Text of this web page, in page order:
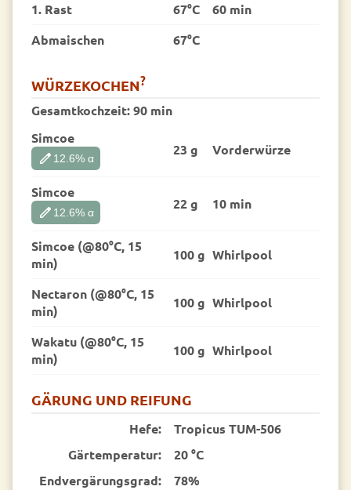
1. Rast
67°C
60 min
Abmaischen
67°C
WÜRZEKOCHEN?
Gesamtkochzeit:90 min
Simcoe
edit 12.6% α
23 g Vorder­würze
Simcoe
edit 12.6% α
22 g 10 min
Simcoe (@80°C, 15
min)
100 g Whirlpool
Nectaron (@80°C, 15
min)
100 g Whirlpool
Wakatu (@80°C, 15
min)
100 g Whirlpool
GÄRUNG UND REIFUNG
Hefe:
Tropicus TUM-506
Gärtemperatur:
20 °C
End­vergärungsgrad:
78%